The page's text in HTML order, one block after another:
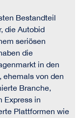
Bestandteil
die Autobid
seriösen
die
in den
ehemals von den
Branche,
Express in
Plattformen wie